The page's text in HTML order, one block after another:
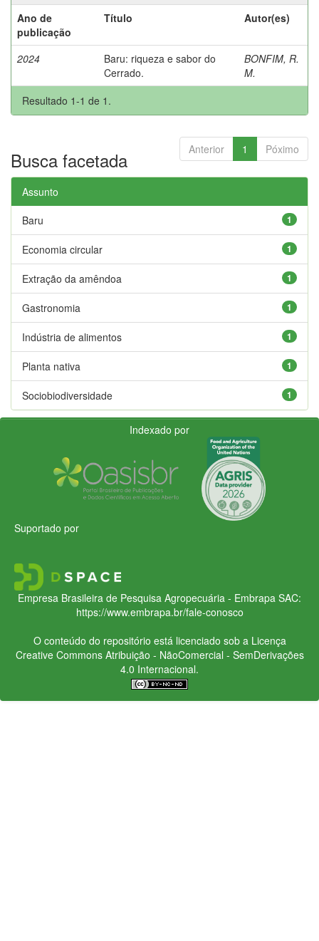
Ano de
publicação
Título Autor(es)
2024
Baru: riqueza e sabor do
Cerrado.
BONFIM, R.
M.
Resultado 1-1 de 1.
Anterior 1 Póximo
Busca facetada
Assunto
1
Baru
1
Economia circular
1
Extração da amêndoa
1
Gastronomia
1
Indústria de alimentos
1
Planta nativa
1
Sociobiodiversidade
Indexado por
Suportado por
Empresa Brasileira de Pesquisa Agropecuária - Embrapa SAC:
https://www.embrapa.br/fale-conosco
O conteúdo do repositório está licenciado sob a Licença
Creative CommonsAtribuição - NãoComercial - SemDerivações
4.0 Internacional.